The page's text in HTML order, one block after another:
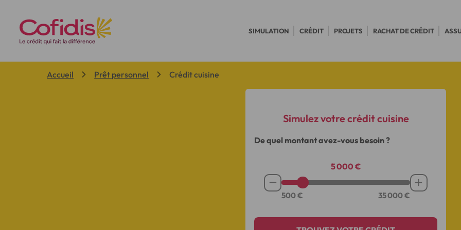
SIMULATION CRÉDIT PROJETS RACHAT DE CRÉDIT
Vous êtes ici:
Accueil Prêt personnel Crédit cuisine
Simulez votre crédit cuisine
De quel montant avez-vous besoin ?
5 000 €
Soustraire
Augmenter